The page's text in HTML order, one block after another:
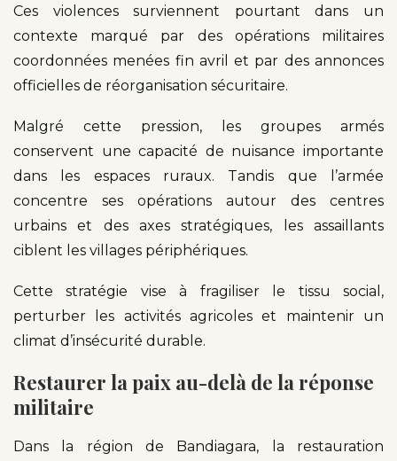
Ces violences surviennent pourtant dans un
contexte marqué par des opérations militaires
coordonnées menées fin avril et par des annonces
officielles de réorganisation sécuritaire.
Malgré cette pression, les groupes armés
conservent une capacité de nuisance importante
dans les espaces ruraux. Tandis que l’armée
concentre ses opérations autour des centres
urbains et des axes stratégiques, les assaillants
ciblent les villages périphériques.
Cette stratégie vise à fragiliser le tissu social,
perturber les activités agricoles et maintenir un
climat d’insécurité durable.
Restaurer la paix au-delà de la réponse
militaire
Dans la région de Bandiagara, la restauration